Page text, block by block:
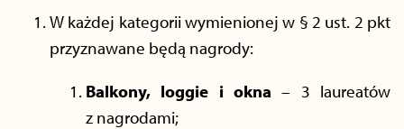
W każdej kategorii wymienionej w § 2 ust. 2 pkt
przyznawane będą nagrody:
Balkony, loggie i okna – 3 laureatów
z nagrodami;